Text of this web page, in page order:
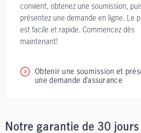
convient, obtenez une soumission,
présentez une demande en ligne. Le
est facile et rapide. Commencez dès
maintenant!
Obtenir une soumission et
une demande d’assurance
Notre garantie de 30 jours